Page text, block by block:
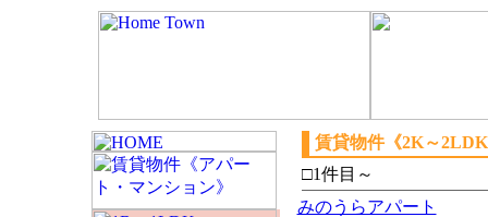
賃貸物件《2K～
□1件目～
みのうらアパート